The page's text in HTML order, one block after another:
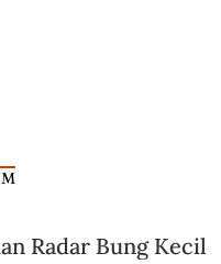
Radar Bung Kecil